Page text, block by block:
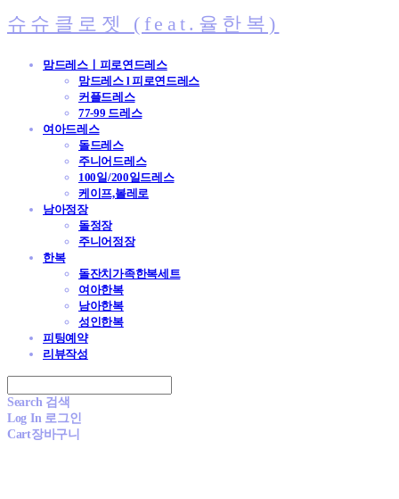
슈슈클로젯 (feat.율한복)
맘드레스ㅣ피로연드레스
맘드레스 l 피로연드레스
커플드레스
77-99 드레스
여아드레스
돌드레스
주니어드레스
100일/200일드레스
케이프,볼레로
남아정장
돌정장
주니어정장
한복
돌잔치가족한복세트
여아한복
남아한복
성인한복
피팅예약
리뷰작성
Search 검색
Log In 로그인
Cart장바구니